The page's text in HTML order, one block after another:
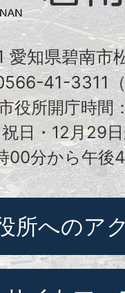
知県碧南市
41-3311
役所開庁時間
日・12月29
00分から午後
所へのア